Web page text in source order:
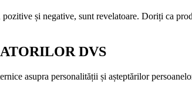
și negative, sunt revelatoare. Doriți ca
DVS
asupra personalității și așteptărilor